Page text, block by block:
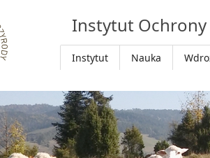
Instytut Ochrony
Instytut Nauka